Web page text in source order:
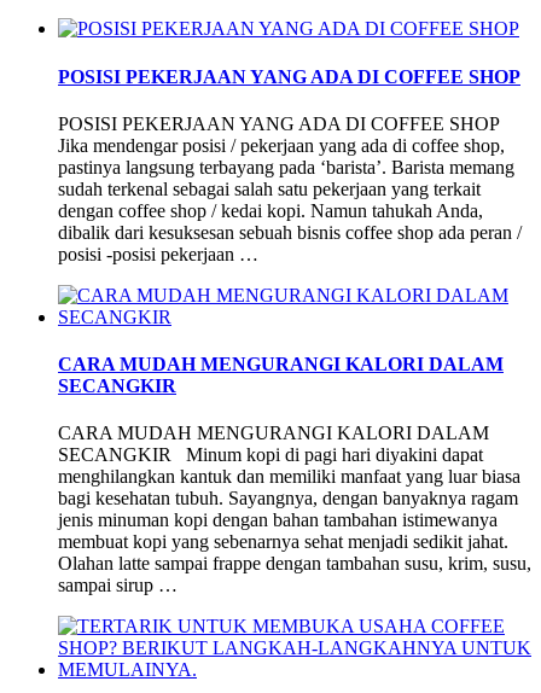
POSISI PEKERJAAN YANG ADA DI COFFEE SHOP
POSISI PEKERJAAN YANG ADA DI COFFEE SHOP
Jika mendengar posisi / pekerjaan yang ada di coffee shop,
pastinya langsung terbayang pada ‘barista’. Barista memang
sudah terkenal sebagai salah satu pekerjaan yang terkait
dengan coffee shop / kedai kopi. Namun tahukah Anda,
dibalik dari kesuksesan sebuah bisnis coffee shop ada peran /
posisi -posisi pekerjaan …
CARA MUDAH MENGURANGI KALORI DALAM
SECANGKIR
CARA MUDAH MENGURANGI KALORI DALAM
SECANGKIR Minum kopi di pagi hari diyakini dapat
menghilangkan kantuk dan memiliki manfaat yang luar biasa
bagi kesehatan tubuh. Sayangnya, dengan banyaknya ragam
jenis minuman kopi dengan bahan tambahan istimewanya
membuat kopi yang sebenarnya sehat menjadi sedikit jahat.
Olahan latte sampai frappe dengan tambahan susu, krim, susu,
sampai sirup …